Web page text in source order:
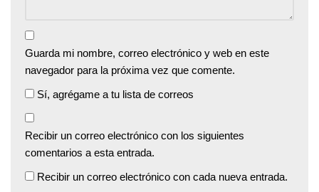
Guarda mi nombre, correo electrónico y web en este
navegador para la próxima vez que comente.
Sí, agrégame a tu lista de correos
Recibir un correo electrónico con los siguientes
comentarios a esta entrada.
Recibir un correo electrónico con cada nueva entrada.